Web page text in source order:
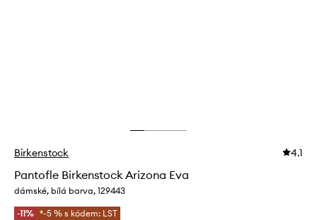
Birkenstock 4.1
Pantofle Birkenstock Arizona Eva
dámské, bílá barva, 129443
-11% *-5 % s kódem: LST